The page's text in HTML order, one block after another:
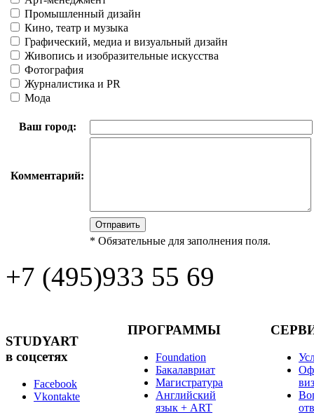
Промышленный дизайн
Кино, театр и музыка
Графический, медиа и визуальный дизайн
Живопись и изобразительные искусства
Фотография
Журналистика и PR
Мода
Ваш город:
Комментарий:
* Обязательные для заполнения поля.
+7 (495)933 55 69
STUDYART
в соцсетях
Facebook
Vkontakte
ПРОГРАММЫ
Foundation
Бакалавриат
Магистратура
Английский
язык + ART